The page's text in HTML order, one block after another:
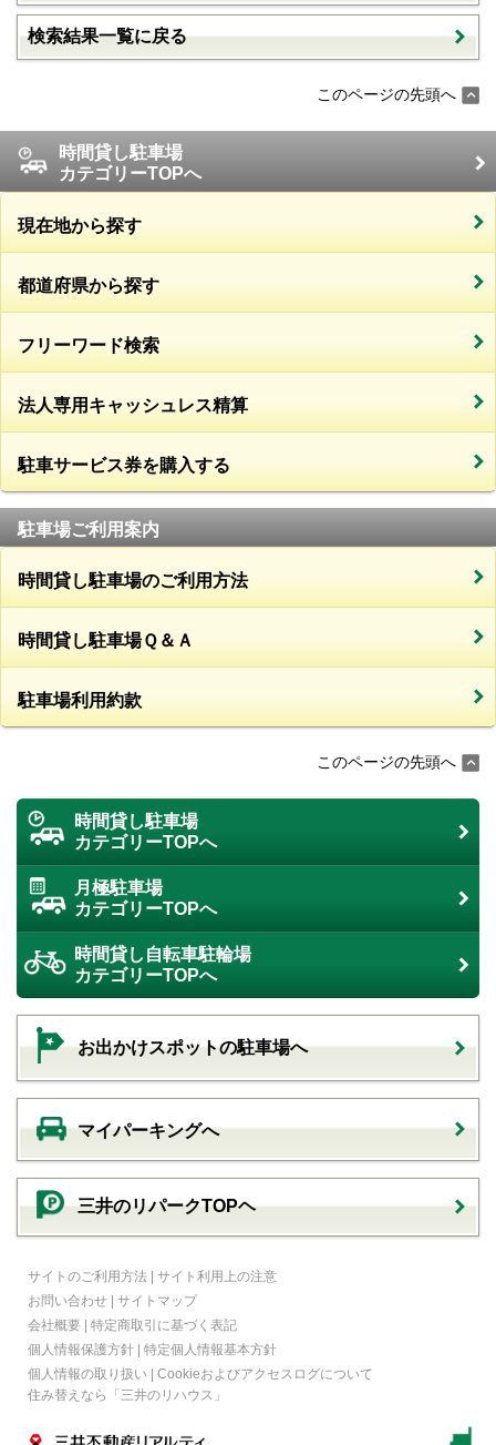
検索結果一覧に戻る
このページの先頭へ
時間貸し駐車場
カテゴリーTOPへ
現在地から探す
都道府県から探す
フリーワード検索
法人専用キャッシュレス精算
駐車サービス券を購入する
駐車場ご利用案内
時間貸し駐車場のご利用方法
時間貸し駐車場Ｑ＆Ａ
駐車場利用約款
このページの先頭へ
時間貸し駐車場
カテゴリーTOPへ
月極駐車場
カテゴリーTOPへ
時間貸し自転車駐輪場
カテゴリーTOPへ
お出かけスポットの駐車場へ
マイパーキングへ
三井のリパークTOPヘ
サイトのご利用方法 | サイト利用上の注意
お問い合わせ | サイトマップ
会社概要 | 特定商取引に基づく表記
個人情報保護方針 | 特定個人情報基本方針
個人情報の取り扱い | Cookieおよびアクセスログについて
住み替えなら
「三井のリハウス」